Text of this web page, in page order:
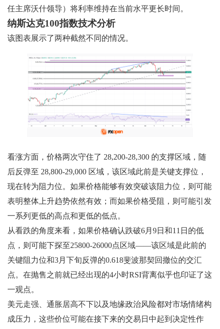
任主席沃什领导）将利率维持在当前水平更长时间。
纳斯达克100指数技术分析
该图表展示了两种截然不同的情况。
看涨方面，价格两次守住了 28,200-28,300 的支撑区域，随
后反弹至 28,800-29,000 区域，该区域此前是关键支撑位，
现在转为阻力位。如果价格能够有效突破该阻力位，则可能
表明整体上升趋势依然有效；而如果价格受阻，则可能引发
一系列更低的高点和更低的低点。
从看跌的角度来看，如果价格确认跌破6月9日和11日的低
点，则可能下探至25800-26000点区域——该区域是此前的
关键阻力位和3月下旬反弹的0.618斐波那契回撤位的交汇
点。在抛售之前就已经出现的4小时RSI背离似乎也印证了这
一观点。
美元走强、通胀居高不下以及地缘政治风险都对市场情绪构
成压力，这些价位可能在接下来的交易日中起到决定性作